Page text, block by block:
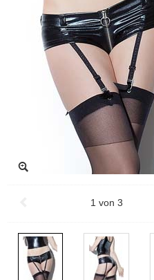
1 von 3